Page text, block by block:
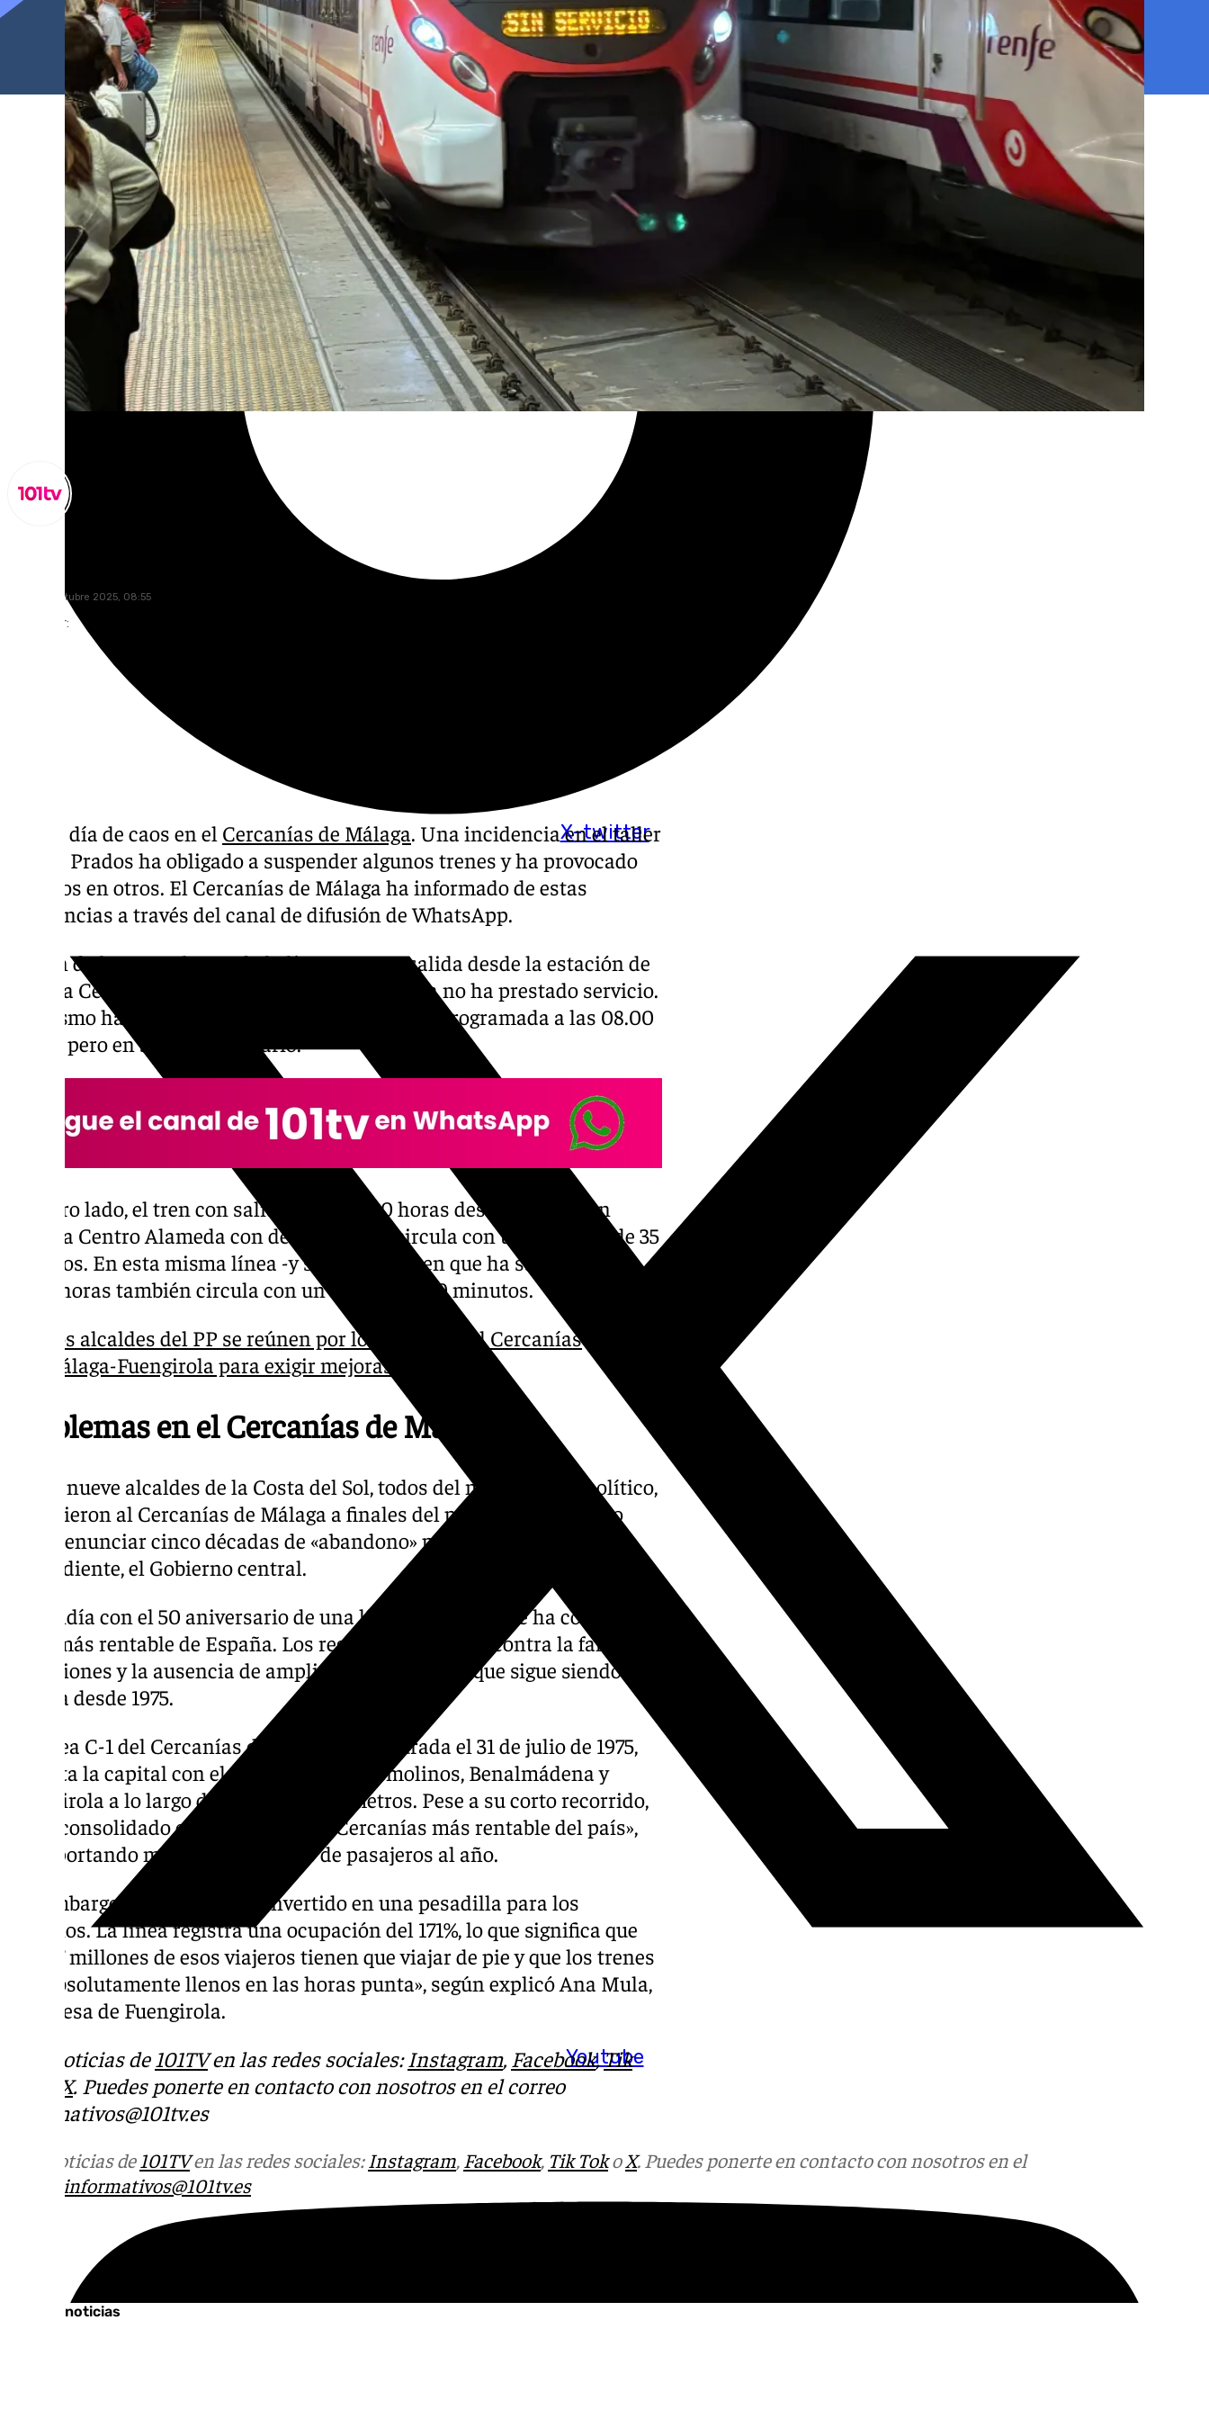
X-twitter
Youtube
lunes, 27 octubre 2025, 08:55
Compartir:
Nuevo día de caos en el Cercanías de Málaga. Una incidencia en el taller
de Los Prados ha obligado a suspender algunos trenes y ha provocado
retrasos en otros. El Cercanías de Málaga ha informado de estas
incidencias a través del canal de difusión de WhatsApp.
El tren de las 07.10 horas de la línea C-1 con salida desde la estación de
Málaga Centro Alameda con destino Fuengirola no ha prestado servicio.
Lo mismo ha ocurrido con el que tenía la salida programada a las 08.00
horas, pero en sentido contrario.
Por otro lado, el tren con salida a las 08.00 horas desde la estación
Málaga Centro Alameda con destino Álora circula con una demora de 35
minutos. En esta misma línea -y sentido-, el tren que ha salido a las
08.53 horas también circula con un retraso de 30 minutos.
Los alcaldes del PP se reúnen por los 50 años del Cercanías
Málaga-Fuengirola para exigir mejoras urgentes
Problemas en el Cercanías de Málaga
Hasta nueve alcaldes de la Costa del Sol, todos del mismo signo político,
se subieron al Cercanías de Málaga a finales del pasado mes de julio
para denunciar cinco décadas de «abandono» por parte del organismo
dependiente, el Gobierno central.
Coincidía con el 50 aniversario de una línea, la C-1, que se ha convertido
en la más rentable de España. Los regidores cargaron contra la falta de
inversiones y la ausencia de ampliación de una red que sigue siendo la
misma desde 1975.
La línea C-1 del Cercanías de Málaga, inaugurada el 31 de julio de 1975,
conecta la capital con el aeropuerto, Torremolinos, Benalmádena y
Fuengirola a lo largo de apenas 31 kilómetros. Pese a su corto recorrido,
se ha consolidado como «la línea de Cercanías más rentable del país»,
transportando más de 16 millones de pasajeros al año.
Sin embargo, el éxito se ha convertido en una pesadilla para los
usuarios. La línea registra una ocupación del 171%, lo que significa que
«casi 7 millones de esos viajeros tienen que viajar de pie y que los trenes
van absolutamente llenos en las horas punta», según explicó Ana Mula,
alcaldesa de Fuengirola.
Más noticias de 101TVen las redes sociales:Instagram, Facebook,Tik
X. Puedes ponerte en contacto con nosotros en el correo
informativos@101tv.es
Más noticias de101TVen las redes sociales:Instagram, Facebook, Tik TokoX. Puedes ponerte en contacto con nosotros en el
informativos@101tv.es
Últimas noticias